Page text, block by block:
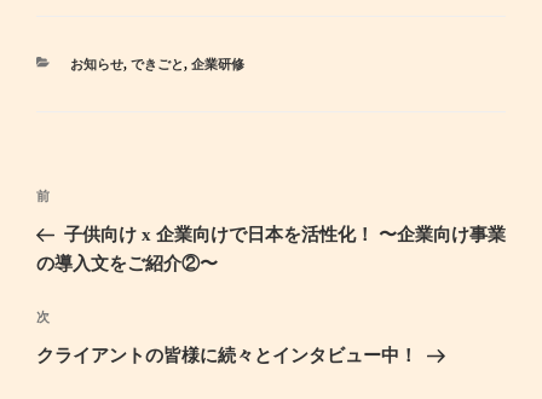
カ
お知らせ, できごと, 企業研修
投
ナ
ゲ
ー
過
去
の
稿
前
子供向け x 企業向けで日本を活性化！ 〜企業向け事業
の導入文をご紹介②〜
次
の
次
クライアントの皆様に続々とインタビュー中！